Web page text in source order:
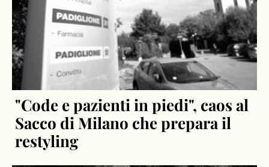
"Code e pazienti in piedi", caos al
Sacco di Milano che prepara il
restyling